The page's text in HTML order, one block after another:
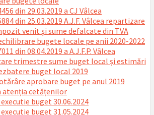
din 29.03.2019 a CJ Vâlcea
din 25.03.2019 A.J.F. Vâlcea repartizare
venit și sume defalcate din TVA
bugete locale pe anii 2020-2022
din 08.04.2019 a A.J.F.P. Vâlcea
trimestre sume buget local și estimări
buget local 2019
aprobare buget pe anul 2019
atenția cetățenilor
buget 30.06.2024
buget 31.05.2024